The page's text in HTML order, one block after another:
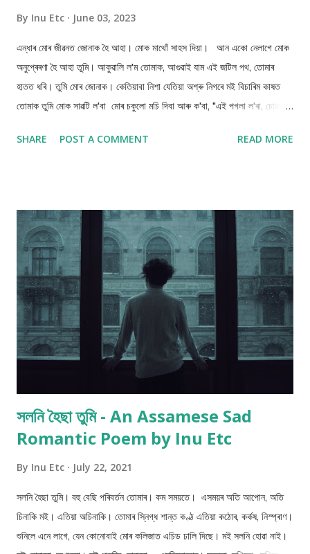
By Inu Etc June 03, 2023
এন্ধাৰ মোৰ জীৱনত জোনাক হৈ আহা। মোক মাথোঁ সাহস দিয়া। আন একো নেলাগে মোক
অনুপ্ৰেৰণা হৈ আহা তুমি। আকুৱালি ল'ম তোমাক, আগুৱাই যাম এই জটিল পথ, তোমাৰ
হাতত ধৰি। তুমি মোৰ জোনাক। কেতিয়াবা নিশা যেতিয়া অশ্ৰু নিগৰে মই বিচাৰিম কাষত
তোমাক তুমি মোক সাৱটি ল'বা মোৰ চকুলো মচি দিবা আৰু ক'বা, "এই পগলা ল'ৰা, চোৱা মই
SHARE POST A COMMENT READ MORE
সলনি হৈছা তুমি - An Assamese Sad
Romantic Poem by Inu Etc
By Inu Etc July 22, 2021
সলনি হৈছা তুমি। বহু বেছি পৰিবৰ্তন তোমাৰ। কম সময়তে। এসময়ৰ অতি আপোন, অতি
চিনাকি মই। এতিয়া অচিনাকি। তোমাৰ স্নিগ্ধ শান্ত কণ্ঠ এতিয়া কঠোৰ, কৰ্কষ‌, নিস্প্ৰাণ।
শুনিলে এনে লাগে, যেন কোনোবাই মোৰ কলিজাত এচিড ঢালি দিছে। মই সলনি হোৱা নাই।